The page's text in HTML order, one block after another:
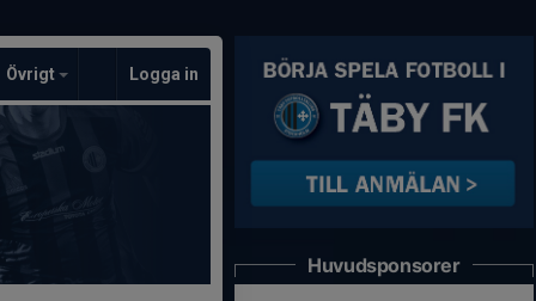
Övrigt Logga in
Huvudsponsorer